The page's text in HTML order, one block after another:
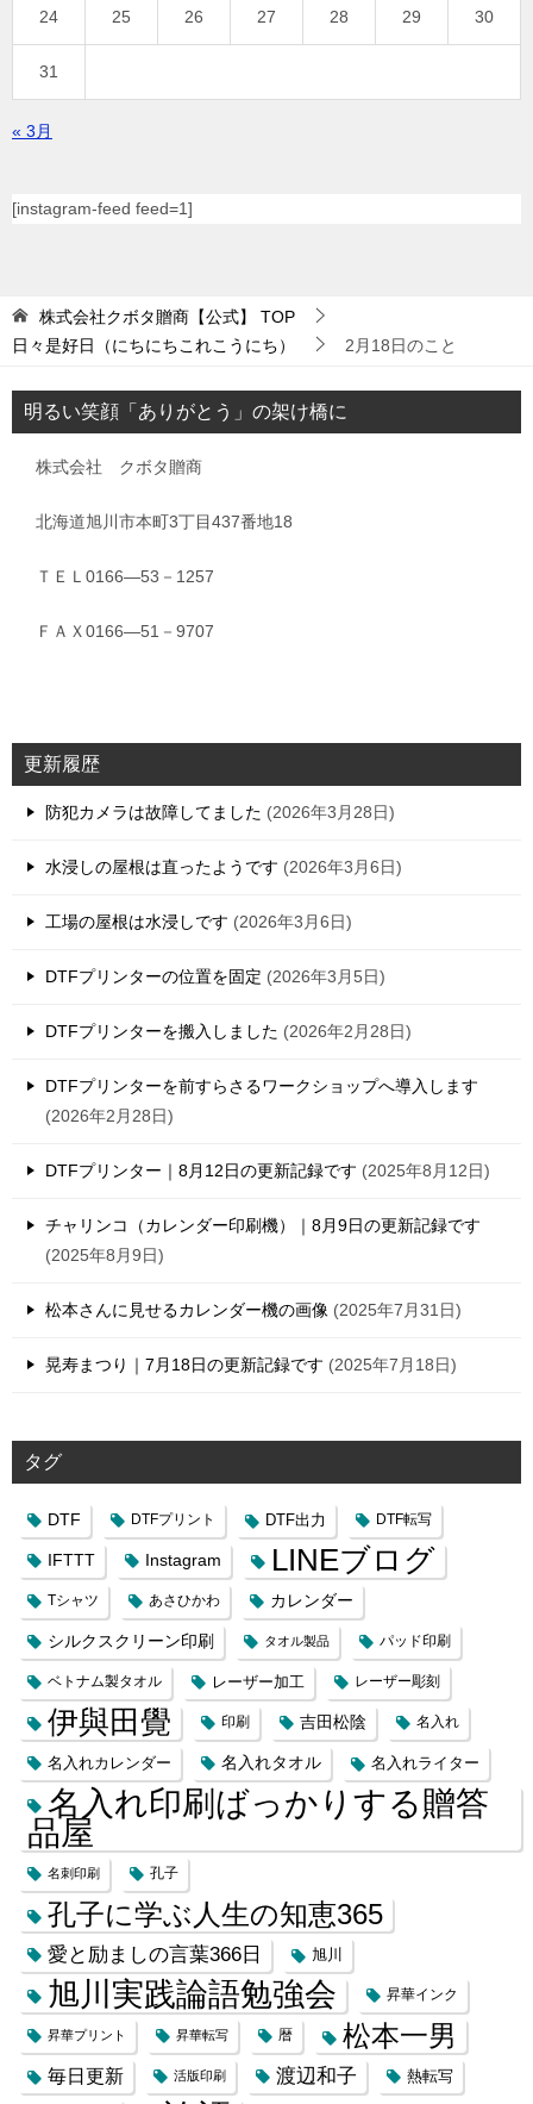
24 25 26 27 28 29 30
31
« 3月
[instagram-feed feed=1]
株式会社クボタ贈商【公式】
TOP
日々是好日（にちにちこれこうにち）
2月18日のこと
明るい笑顔「ありがとう」の架け橋に
株式会社 クボタ贈商
北海道旭川市本町3丁目437番地18
ＴＥＬ0166―53－1257
ＦＡＸ0166―51－9707
更新履歴
防犯カメラは故障してました 2026年3月28日
水浸しの屋根は直ったようです 2026年3月6日
工場の屋根は水浸しです 2026年3月6日
DTFプリンターの位置を固定 2026年3月5日
DTFプリンターを搬入しました 2026年2月28日
DTFプリンターを前すらさるワークショップへ導入します
2026年2月28日
DTFプリンター｜8月12日の更新記録です 2025年8月12日
チャリンコ（カレンダー印刷機）｜8月9日の更新記録です
2025年8月9日
松本さんに見せるカレンダー機の画像 2025年7月31日
晃寿まつり｜7月18日の更新記録です 2025年7月18日
タグ
DTF DTFプリント DTF出力 DTF転写
IFTTT Instagram LINEブログ
Tシャツ あさひかわ カレンダー
シルクスクリーン印刷 タオル製品 パッド印刷
ベトナム製タオル レーザー加工 レーザー彫刻
伊與田覺 印刷 吉田松陰 名入れ
名入れカレンダー 名入れタオル 名入れライター
名入れ印刷ばっかりする贈答
品屋
名刺印刷 孔子
孔子に学ぶ人生の知恵365
愛と励ましの言葉366日 旭川
旭川実践論語勉強会 昇華インク
昇華プリント 昇華転写 暦 松本一男
毎日更新 活版印刷 渡辺和子 熱転写